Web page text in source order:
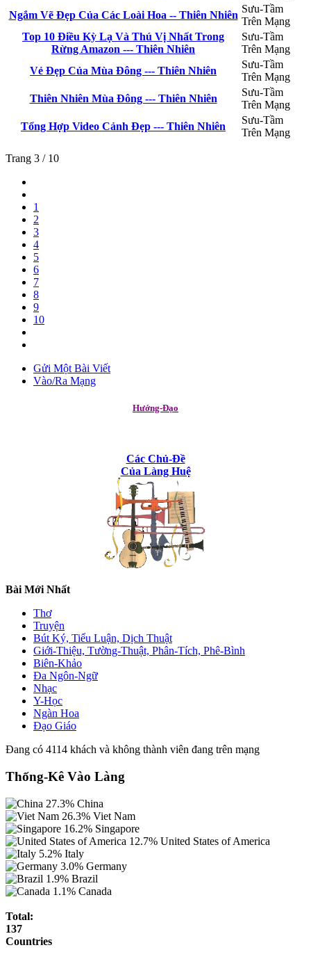
Ngắm Vẽ Đẹp Của Các Loài Hoa -- Thiên Nhiên
Sưu-Tầm
Trên Mạng
Top 10 Điều Kỳ Lạ Và Thú Vị Nhất Trong
Rừng Amazon --- Thiên Nhiên
Sưu-Tầm
Trên Mạng
Vẻ Đẹp Của Mùa Đông --- Thiên Nhiên
Sưu-Tầm
Trên Mạng
Thiên Nhiên Mùa Đông --- Thiên Nhiên
Sưu-Tầm
Trên Mạng
Tổng Hợp Video Cảnh Đẹp --- Thiên Nhiên
Sưu-Tầm
Trên Mạng
Trang 3 / 10
1
2
3
4
5
6
7
8
9
10
Gửi Một Bài Viết
Vào/Ra Mạng
Hướng-Đạo
Các Chủ-Đề
Của Làng Huệ
Bài Mới Nhất
Thơ
Truyện
Bút Ký, Tiểu Luận, Dịch Thuật
Giới-Thiệu, Tường-Thuật, Phân-Tích, Phê-Bình
Biên-Khảo
Đa Ngôn-Ngữ
Nhạc
Y-Học
Ngàn Hoa
Đạo Giáo
Đang có 4114 khách và không thành viên đang trên mạng
Thống-Kê Vào Làng
27.3% China
26.3% Viet Nam
16.2% Singapore
12.7% United States of America
5.2% Italy
3.0% Germany
1.9% Brazil
1.1% Canada
Total:
137
Countries